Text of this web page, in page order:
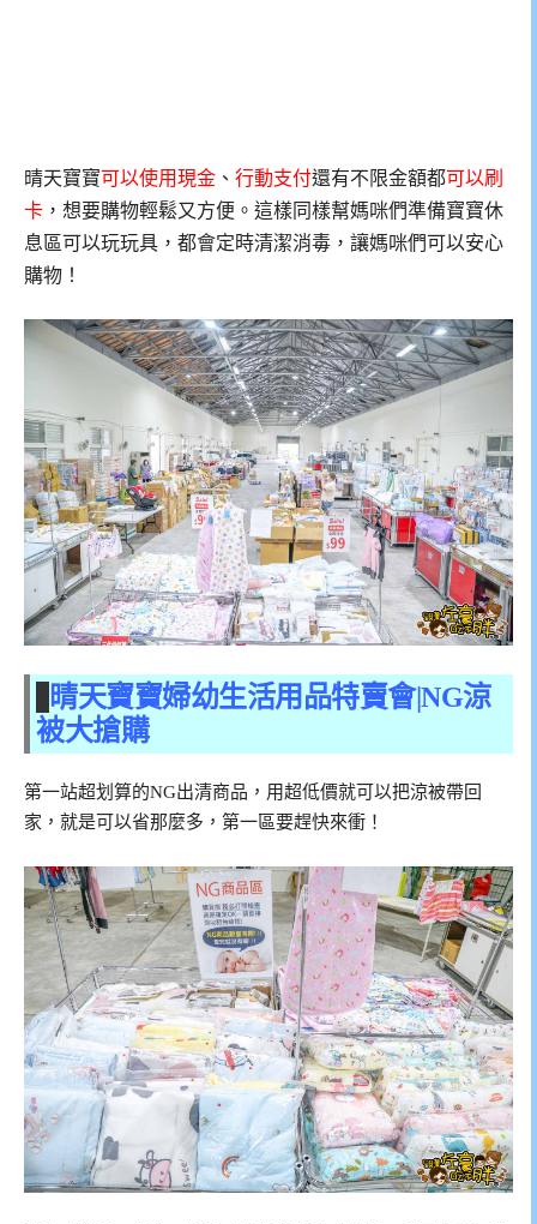
晴天寶寶可以使用現金 、 行動支付還有不限金額都可以刷
卡 ，想要購物輕鬆又方便。這樣同樣幫媽咪們準備寶寶休
息區可以玩玩具，都會定時清潔消毒，讓媽咪們可以安心
購物！
晴天寶寶婦幼生活用品特賣會|NG涼
被大搶購
第一站超划算的NG出清商品，用超低價就可以把涼被帶回
家，就是可以省那麼多，第一區要趕快來衝！